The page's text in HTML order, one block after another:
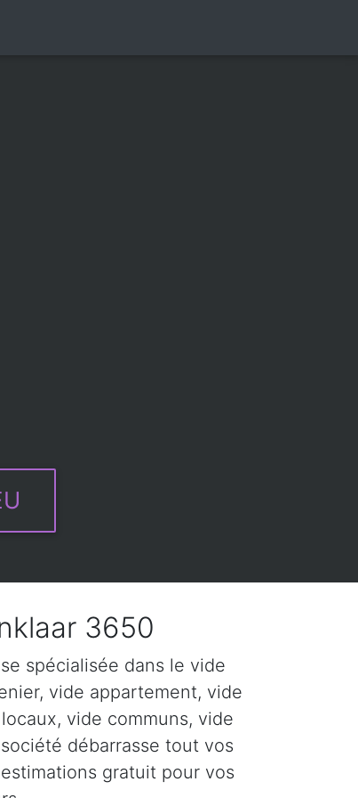
3650
spécialisée dans le vide
vide appartement, vide
vide communs, vide
débarrasse tout vos
gratuit pour vos